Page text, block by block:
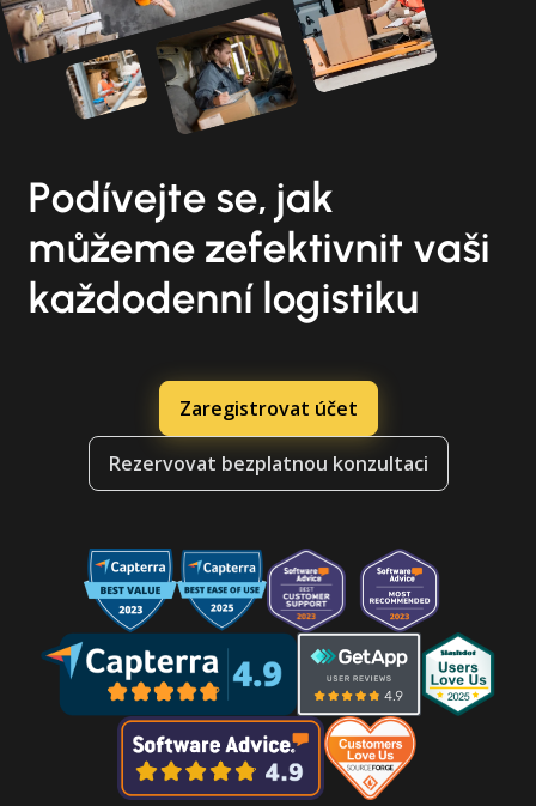
Podívejte se, jak
můžeme zefektivnit vaši
každodenní logistiku
Zaregistrovat účet
Rezervovat bezplatnou konzultaci